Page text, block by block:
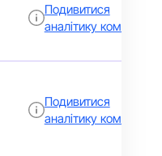
Подивитися
аналітику компанії
Подивитися
аналітику компанії